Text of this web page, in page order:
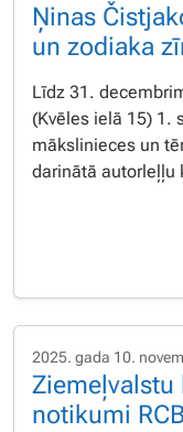
Ņinas
un zodiaka
Līdz 31.
(Kvēles ielā 15) 1.
mākslinieces un
darinātā
2025. gada 10.
Ziemeļvalstu
notikumi RCB